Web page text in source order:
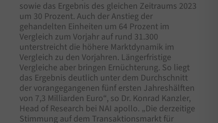
sowie das Ergebnis des gleichen Zeitraums 2023
um 30 Prozent. Auch der Anstieg der
gehandelten Einheiten um 64 Prozent im
Vergleich zum Vorjahr auf rund 31.300
unterstreicht die höhere Marktdynamik im
Vergleich zu den Vorjahren. Längerfristige
Vergleiche aber bringen Ernüchterung. So liegt
das Ergebnis deutlich unter dem Durchschnitt
der vorangegangenen fünf ersten Jahreshälften
von 7,3 Milliarden Euro“, so Dr. Konrad Kanzler,
Head of Research bei NAI apollo. „Die derzeitige
Stimmung auf dem Transaktionsmarkt für